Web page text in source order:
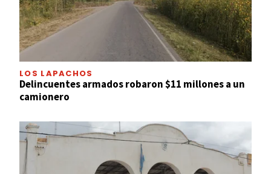
LOS LAPACHOS
Delincuentes armados robaron $11 millones a un
camionero